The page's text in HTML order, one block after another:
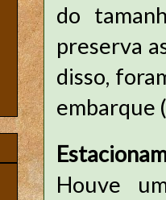
do
preserva
disso,
embarque
Houve